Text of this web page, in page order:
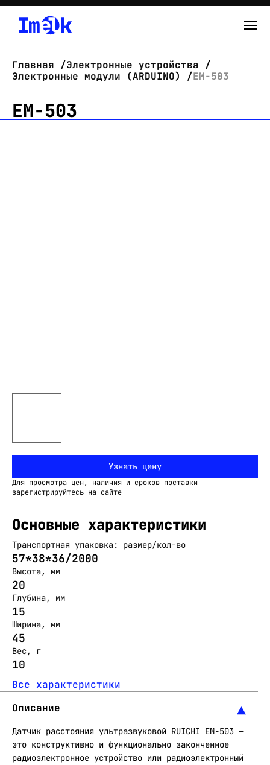
О нас
Новости
Главная
Электронные устройства
Электронные модули (ARDUINO)
EM-503
EM-503
Узнать цену
Для просмотра цен, наличия и сроков поставки
зарегистрируйтесь на сайте
Основные характеристики
Транспортная упаковка: размер/кол-во
57*38*36/2000
Высота, мм
20
Глубина, мм
15
Ширина, мм
45
Вес, г
10
Все характеристики
Описание
Датчик расстояния ультразвуковой RUICHI EM-503 —
это конструктивно и функционально законченное
радиоэлектронное устройство или радиоэлектронный